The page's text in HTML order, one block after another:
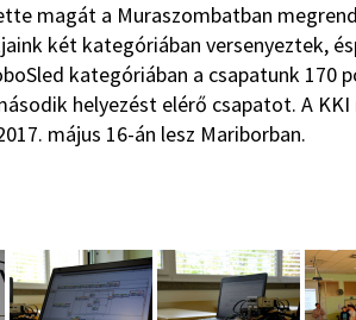
magát a Muraszombatban
két kategóriában versenyeztek,
kategóriában a csapatunk 170
helyezést elérő csapatot. A
május 16-án lesz Mariborban.